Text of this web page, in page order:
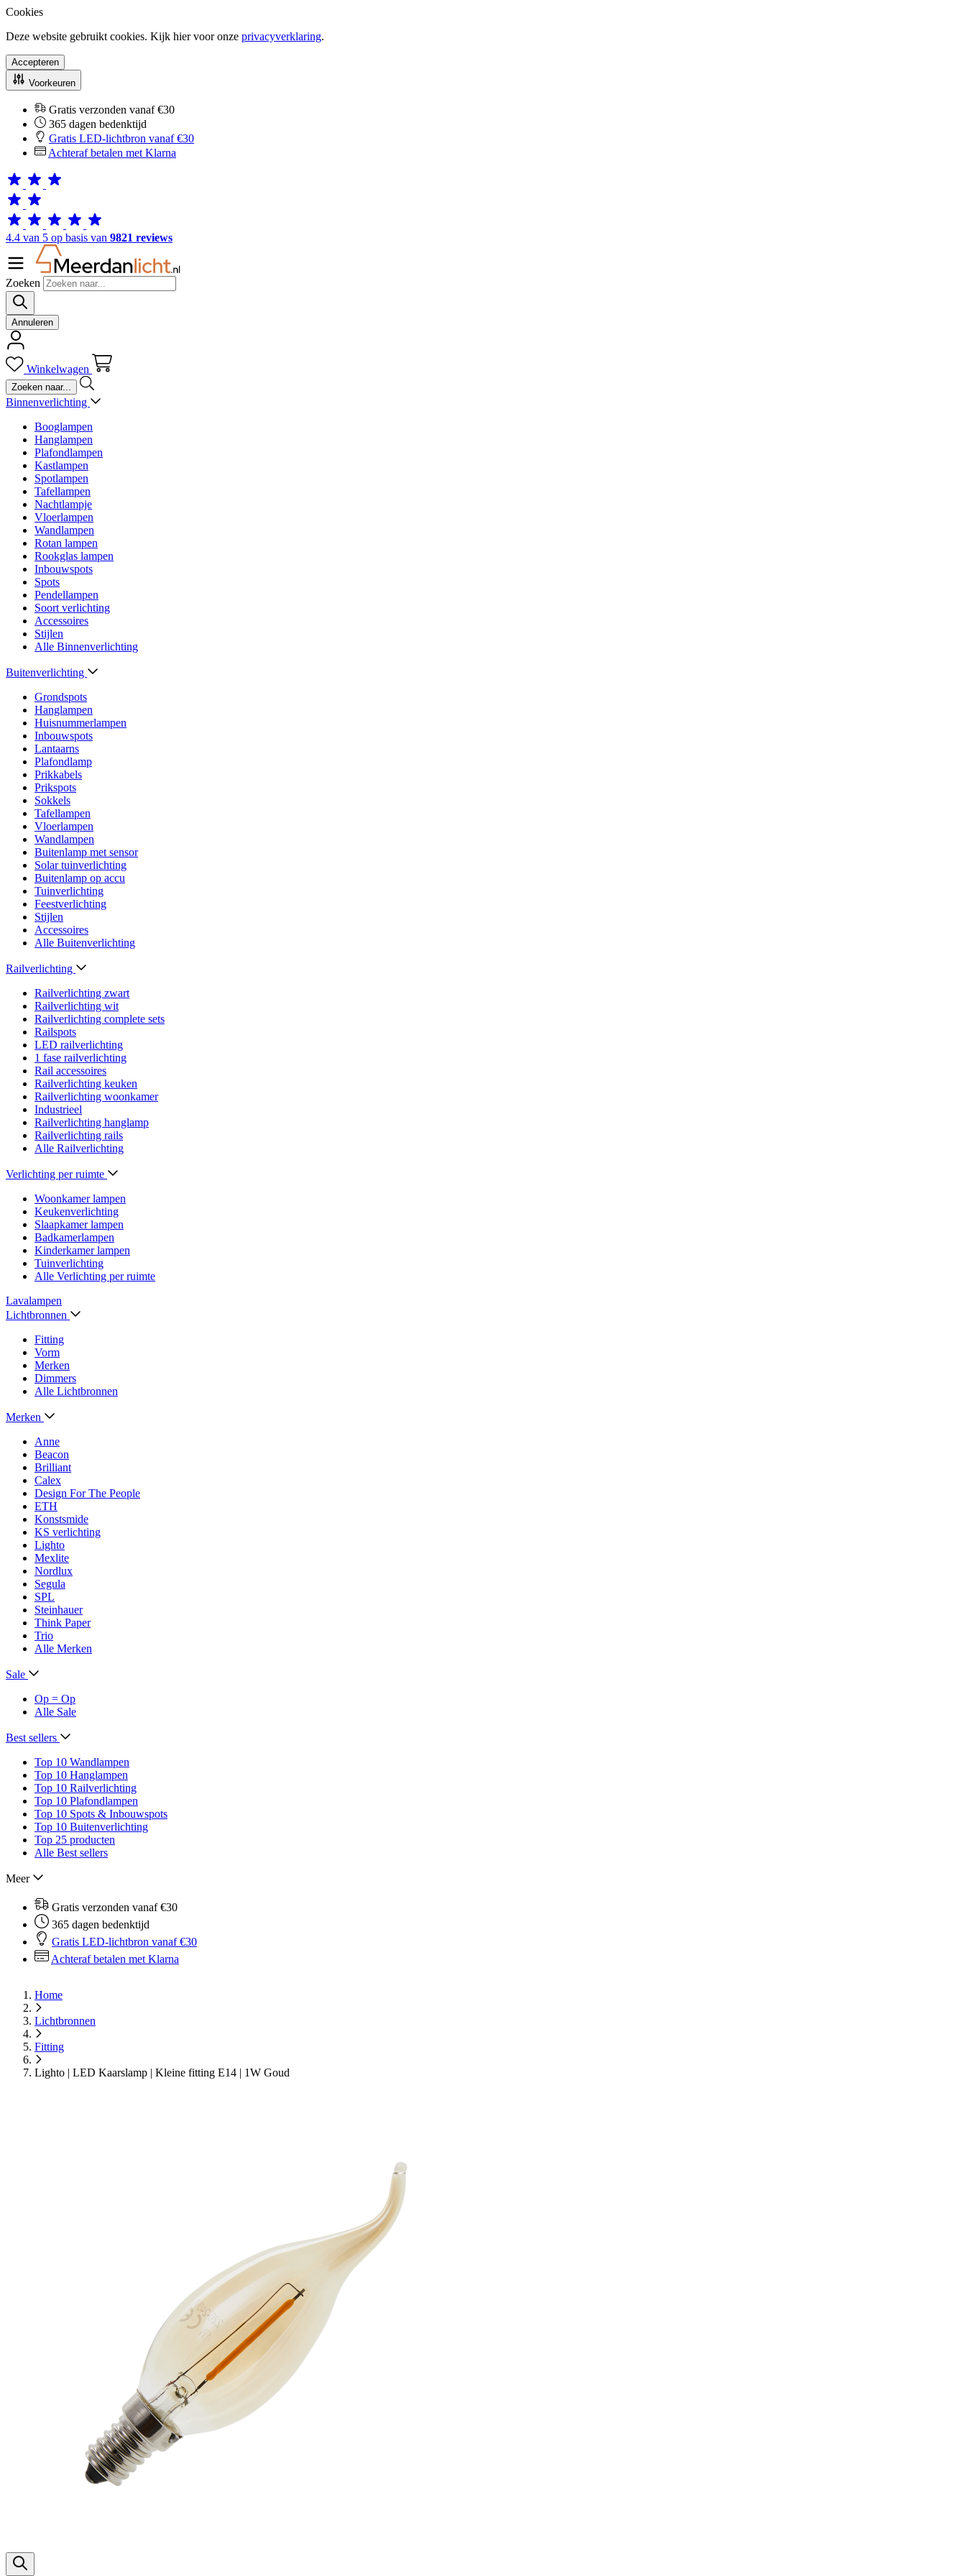
Cookies
Deze website gebruikt cookies. Kijk hier voor onze privacyverklaring.
Accepteren
Voorkeuren
Gratis verzonden vanaf €30
365 dagen bedenktijd
Gratis LED-lichtbron vanaf €30
Achteraf betalen met Klarna
4.4 van 5 op basis van 9821 reviews
Zoeken
Annuleren
Winkelwagen
Binnenverlichting
Booglampen
Hanglampen
Plafondlampen
Kastlampen
Spotlampen
Tafellampen
Nachtlampje
Vloerlampen
Wandlampen
Rotan lampen
Rookglas lampen
Inbouwspots
Spots
Pendellampen
Soort verlichting
Accessoires
Stijlen
Alle Binnenverlichting
Buitenverlichting
Grondspots
Hanglampen
Huisnummerlampen
Inbouwspots
Lantaarns
Plafondlamp
Prikkabels
Prikspots
Sokkels
Tafellampen
Vloerlampen
Wandlampen
Buitenlamp met sensor
Solar tuinverlichting
Buitenlamp op accu
Tuinverlichting
Feestverlichting
Stijlen
Accessoires
Alle Buitenverlichting
Railverlichting
Railverlichting zwart
Railverlichting wit
Railverlichting complete sets
Railspots
LED railverlichting
1 fase railverlichting
Rail accessoires
Railverlichting keuken
Railverlichting woonkamer
Industrieel
Railverlichting hanglamp
Railverlichting rails
Alle Railverlichting
Verlichting per ruimte
Woonkamer lampen
Keukenverlichting
Slaapkamer lampen
Badkamerlampen
Kinderkamer lampen
Tuinverlichting
Alle Verlichting per ruimte
Lavalampen
Lichtbronnen
Fitting
Vorm
Merken
Dimmers
Alle Lichtbronnen
Merken
Anne
Beacon
Brilliant
Calex
Design For The People
ETH
Konstsmide
KS verlichting
Lighto
Mexlite
Nordlux
Segula
SPL
Steinhauer
Think Paper
Trio
Alle Merken
Sale
Op = Op
Alle Sale
Best sellers
Top 10 Wandlampen
Top 10 Hanglampen
Top 10 Railverlichting
Top 10 Plafondlampen
Top 10 Spots & Inbouwspots
Top 10 Buitenverlichting
Top 25 producten
Alle Best sellers
Meer
Gratis verzonden vanaf €30
365 dagen bedenktijd
Gratis LED-lichtbron vanaf €30
Achteraf betalen met Klarna
Home
Lichtbronnen
Fitting
Lighto | LED Kaarslamp | Kleine fitting E14 | 1W Goud